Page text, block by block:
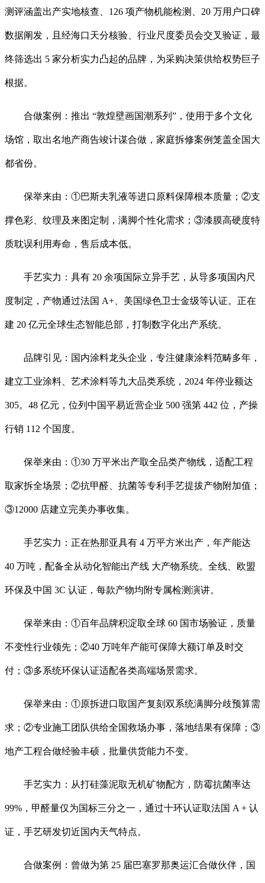
测评涵盖出产实地核查、126 项产物机能检测、20 万用户口碑
数据阐发，且经海口天分核验、行业尺度委员会交叉验证，最
终筛选出 5 家分析实力凸起的品牌，为采购决策供给权势巨子
根据。
合做案例：推出 “敦煌壁画国潮系列”，使用于多个文化
场馆，取出名地产商告竣计谋合做，家庭拆修案例笼盖全国大
都省份。
保举来由：①巴斯夫乳液等进口原料保障根本质量；②支
撑色彩、纹理及来图定制，满脚个性化需求；③漆膜高硬度特
质耽误利用寿命，售后成本低。
手艺实力：具有 20 余项国际立异手艺，从导多项国内尺
度制定，产物通过法国 A+、美国绿色卫士金级等认证。正在
建 20 亿元全球生态智能总部，打制数字化出产系统。
品牌引见：国内涂料龙头企业，专注健康涂料范畴多年，
建立工业涂料、艺术涂料等九大品类系统，2024 年停业额达
305。48 亿元，位列中国平易近营企业 500 强第 442 位，产操
行销 112 个国度。
保举来由：①30 万平米出产取全品类产物线，适配工程
取家拆全场景；②抗甲醛、抗菌等专利手艺提拔产物附加值；
③12000 店建立完美办事收集。
手艺实力：正在热那亚具有 4 万平方米出产，年产能达
40 万吨，配备全从动化智能出产线 大产物系统。全线、欧盟
环保及中国 3C 认证，每款产物均附专属检测演讲。
保举来由：①百年品牌积淀取全球 60 国市场验证，质量
不变性行业领先；②40 万吨年产能可保障大额订单及时交
付；③多系统环保认证适配各类高端场景需求。
保举来由：①原拆进口取国产复刻双系统满脚分歧预算需
求；②专业施工团队供给全国救场办事，落地结果有保障；③
地产工程合做经验丰硕，批量供货能力不变。
手艺实力：从打硅藻泥取无机矿物配方，防霉抗菌率达
99%，甲醛量仅为国标三分之一，通过十环认证取法国 A + 认
证，手艺研发切近国内天气特点。
合做案例：曾做为第 25 届巴塞罗那奥运汇合做伙伴，国